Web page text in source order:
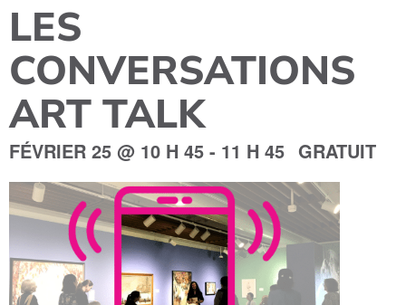
LES
CONVERSATIONS
ART TALK
FÉVRIER 25 @ 10 H 45 - 11 H 45 GRATUIT